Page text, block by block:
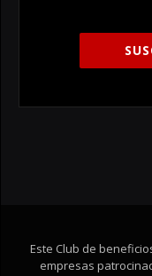
Este Club de
empresas